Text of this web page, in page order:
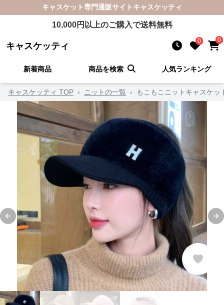
キャスケット専門通販サイト キャスケッティ
10,000円以上のご購入で送料無料
キャスケッティ 0 0
新着商品 商品を検索 人気ランキング
キャスケッティ TOP › ニットの一覧 › もこもこニットキャスケッ
Previous slide